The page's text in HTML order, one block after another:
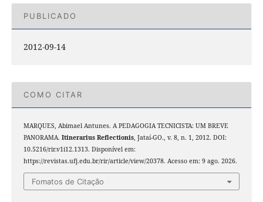
PUBLICADO
2012-09-14
COMO CITAR
MARQUES, Abimael Antunes. A PEDAGOGIA TECNICISTA: UM BREVE
PANORAMA. Itinerarius Reflectionis, Jataí-GO., v. 8, n. 1, 2012. DOI:
10.5216/rir.v1i12.1313. Disponível em:
https://revistas.ufj.edu.br/rir/article/view/20378. Acesso em: 9 ago. 2026.
Fomatos de Citação